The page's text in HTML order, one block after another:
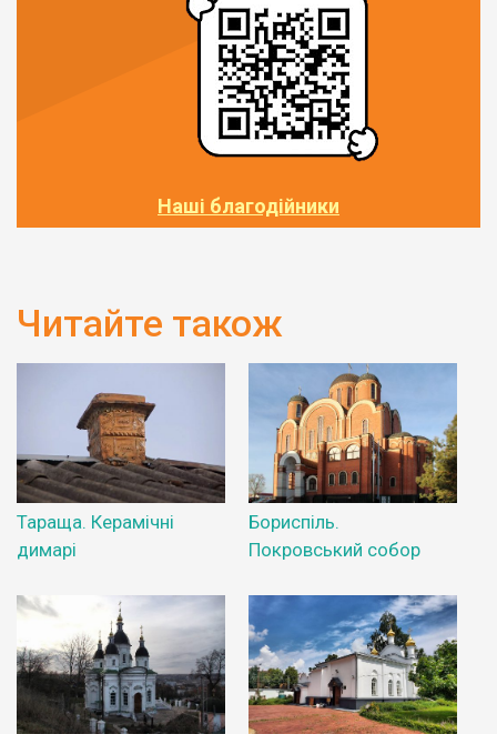
Наші благодійники
Читайте також
Тараща. Керамічні
димарі
Бориспіль.
Покровський собор